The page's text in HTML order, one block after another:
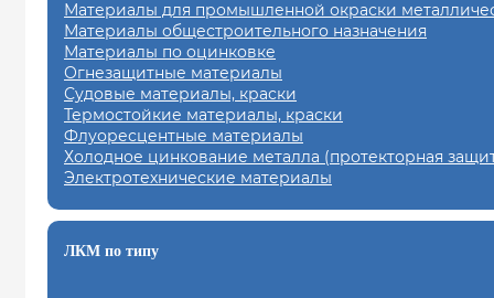
Материалы для промышленной окраски
Материалы общестроительного назначения
Материалы по оцинковке
Огнезащитные материалы
Судовые материалы, краски
Термостойкие материалы, краски
Флуоресцентные материалы
Холодное цинкование металла (протекторная
Электротехнические материалы
ЛКМ по типу